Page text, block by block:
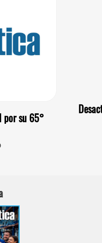
por su 65°